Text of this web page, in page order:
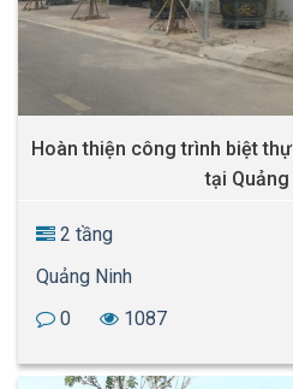
Hoàn thiện công trình biệt
tại Quảng
2 tầng
Quảng Ninh
0
1087